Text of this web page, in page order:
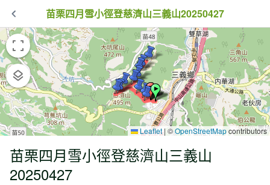
苗栗四月雪小徑登慈濟山三義山20250427
Leaflet | ©OpenStreetMapcontributors
苗栗四月雪小徑登慈濟山三義山
20250427